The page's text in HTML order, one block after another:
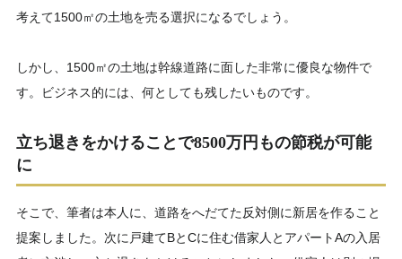
考えて1500㎡の土地を売る選択になるでしょう。
しかし、1500㎡の土地は幹線道路に面した非常に優良な物件で
す。ビジネス的には、何としても残したいものです。
立ち退きをかけることで8500万円もの節税が可能
に
そこで、筆者は本人に、道路をへだてた反対側に新居を作ること
提案しました。次に戸建てBとCに住む借家人とアパートAの入居